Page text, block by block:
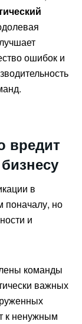
ошибок и
вредит
в
поначалу, но
и
команды
важных
к ненужным